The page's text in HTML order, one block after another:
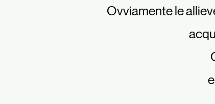
Ovviamente le